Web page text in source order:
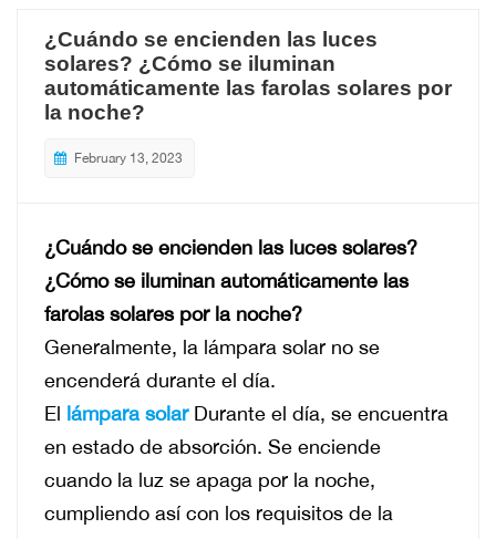
中文
¿Cuándo se encienden las luces
solares? ¿Cómo se iluminan
automáticamente las farolas solares por
la noche?
February 13, 2023
¿Cuándo se encienden las luces solares?
¿Cómo se iluminan automáticamente las
farolas solares por la noche?
Generalmente, la lámpara solar no se
encenderá durante el día.
El lámpara solarDurante el día, se encuentra
en estado de absorción. Se enciende
cuando la luz se apaga por la noche,
cumpliendo así con los requisitos de la